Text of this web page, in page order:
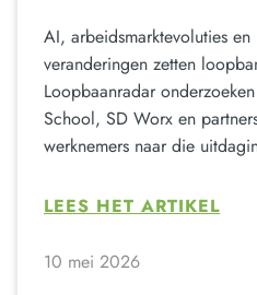
AI, arbeidsmarktevoluties
veranderingen zetten
Loopbaanradar
School, SD Worx en
werknemers naar die
LEES HET ARTIKEL
10 mei 2026